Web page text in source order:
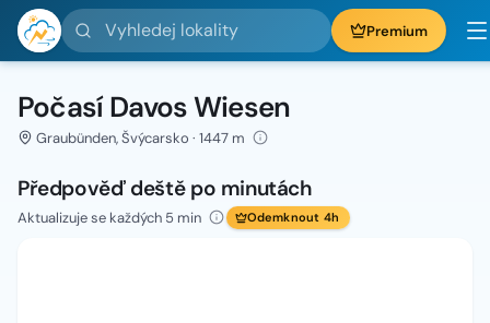
Vyhledej lokality Premium
Počasí Davos Wiesen
Graubünden, Švýcarsko · 1447 m
Předpověď deště po minutách
Aktualizuje se každých 5 min Odemknout 4h